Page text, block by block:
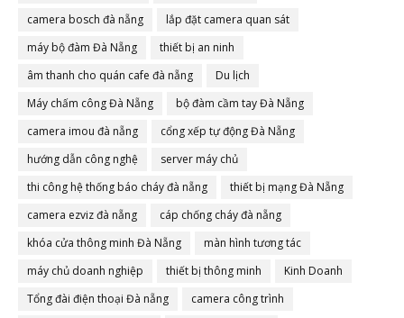
camera bosch đà nẵng
lắp đặt camera quan sát
máy bộ đàm Đà Nẵng
thiết bị an ninh
âm thanh cho quán cafe đà nẵng
Du lịch
Máy chấm công Đà Nẵng
bộ đàm cầm tay Đà Nẵng
camera imou đà nẵng
cổng xếp tự động Đà Nẵng
hướng dẫn công nghệ
server máy chủ
thi công hệ thống báo cháy đà nẵng
thiết bị mạng Đà Nẵng
camera ezviz đà nẵng
cáp chống cháy đà nẵng
khóa cửa thông minh Đà Nẵng
màn hình tương tác
máy chủ doanh nghiệp
thiết bị thông minh
Kinh Doanh
Tổng đài điện thoại Đà nẵng
camera công trình